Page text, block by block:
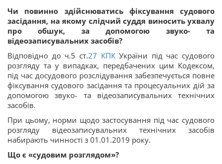
Чи повинно здійснюватись фіксування судового
засідання, на якому слідчий суддя виносить ухвалу
про обшук, за допомогою звуко- та
відеозаписувальних засобів?
Відповідно до ч.5 ст.27 КПКУкраїни під час судового
розгляду та у випадках, передбачених цим Кодексом,
під час досудового розслідування забезпечується повне
фіксування судового засідання та процесуальних дій за
допомогою звуко- та відеозаписувальних технічних
засобів.
При цьому, норми щодо застосування під час судового
розгляду відеозаписувальних технічних засобів
набирають чинності з 01.01.2019 року.
Що є «судовим розглядом»?